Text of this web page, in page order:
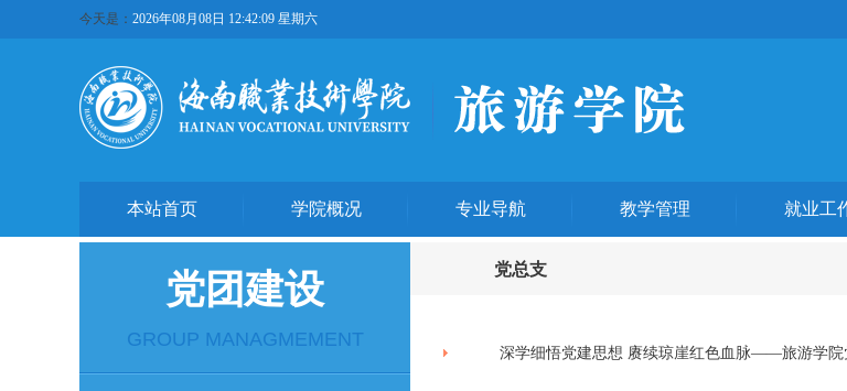
今天是： 2026年08月08日 12:42:10 星期六
本站首页 学院概况 专业导航 教学管理 就业工
党团建设
GROUP MANAGMEMENT
党总支
深学细悟党建思想 赓续琼崖红色血脉——旅游学院